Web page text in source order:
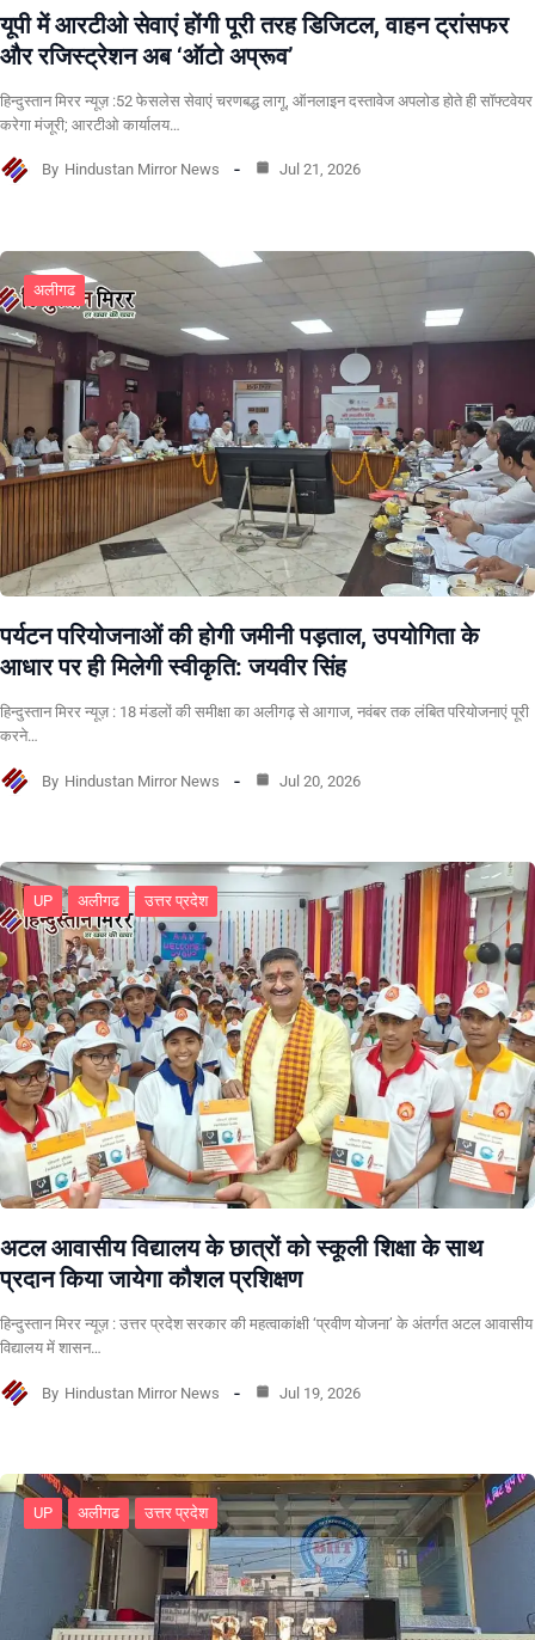
यूपी में आरटीओ सेवाएं होंगी पूरी तरह डिजिटल, वाहन ट्रांसफर
और रजिस्ट्रेशन अब ‘ऑटो अप्रूव’
हिन्दुस्तान मिरर न्यूज़ :52 फेसलेस सेवाएं चरणबद्ध लागू, ऑनलाइन दस्तावेज अपलोड होते ही सॉफ्टवेयर
करेगा मंजूरी; आरटीओ कार्यालय…
By Hindustan Mirror News Jul 21, 2026
अलीगढ
पर्यटन परियोजनाओं की होगी जमीनी पड़ताल, उपयोगिता के
आधार पर ही मिलेगी स्वीकृति: जयवीर सिंह
हिन्दुस्तान मिरर न्यूज़ : 18 मंडलों की समीक्षा का अलीगढ़ से आगाज, नवंबर तक लंबित परियोजनाएं पूरी
करने…
By Hindustan Mirror News Jul 20, 2026
UP अलीगढ उत्तर प्रदेश
अटल आवासीय विद्यालय के छात्रों को स्कूली शिक्षा के साथ
प्रदान किया जायेगा कौशल प्रशिक्षण
हिन्दुस्तान मिरर न्यूज़ : उत्तर प्रदेश सरकार की महत्वाकांक्षी ‘प्रवीण योजना’ के अंतर्गत अटल आवासीय
विद्यालय में शासन…
By Hindustan Mirror News Jul 19, 2026
UP अलीगढ उत्तर प्रदेश